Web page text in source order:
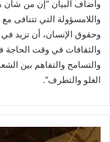
وأضاف البيان “إن من شأن
واللامسؤولة التي تتنافى
وحقوق الإنسان، أن تزيد في
والثقافات في وقت الحاجة
والتسامح والتفاهم بين
الغلو والتطرف”.